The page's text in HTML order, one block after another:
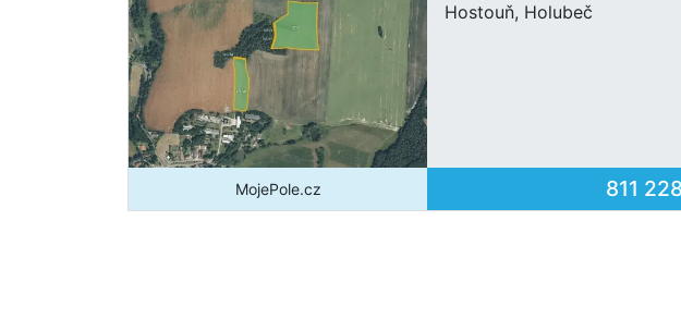
Hostouň, Holubeč
MojePole.cz 811